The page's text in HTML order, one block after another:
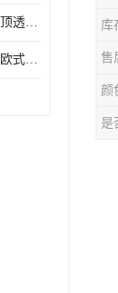
透明膜 汕尾软膜天花吊顶透光膜定制
潮州卧室软膜天花批发 欧式软膜天花
库
售
颜
是